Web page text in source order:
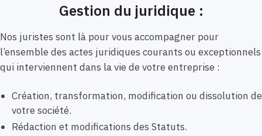
Gestion du juridique :
Nos juristes sont là pour vous accompagner pour
l’ensemble des actes juridiques courants ou exceptionnels
qui interviennent dans la vie de votre entreprise :
Création, transformation, modification ou dissolution de
votre société.
Rédaction et modifications des Statuts.